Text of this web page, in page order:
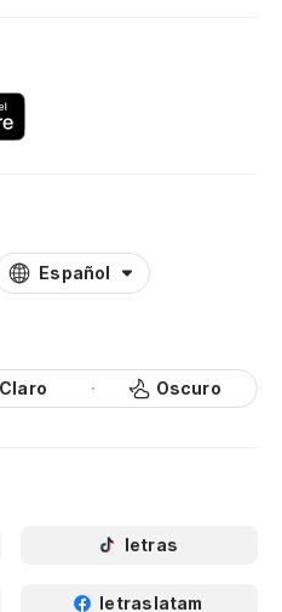
Español
Claro Oscuro
letras
letraslatam